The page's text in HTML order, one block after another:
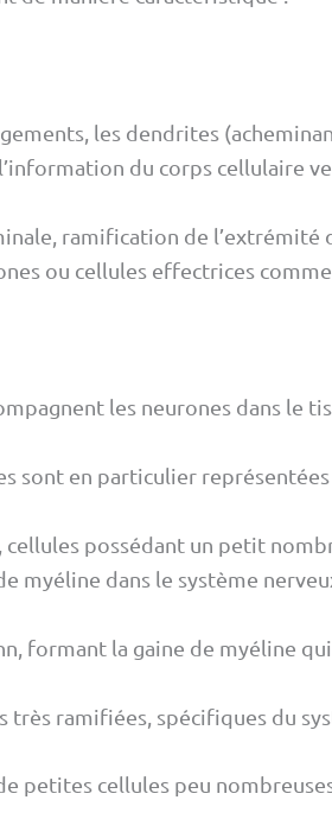
les dendrites
du corps cellulaire
ramification de l’extrémité
ou cellules effectrices
les neurones dans le
sont en particulier
possédant un petit
myéline dans le système
formant la gaine de myéline
très ramifiées, spécifiques du
petites cellules peu